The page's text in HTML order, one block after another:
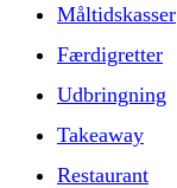
Måltidskasser
Færdigretter
Udbringning
Takeaway
Restaurant